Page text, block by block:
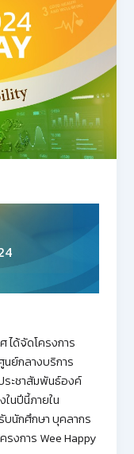
ได้จัดโครงการ
นย์กลางบริการ
ระชาสัมพันธ์องค์
นปีนี้ภายใน
บนักศึกษา บุคลากร
รงการ Wee Happy